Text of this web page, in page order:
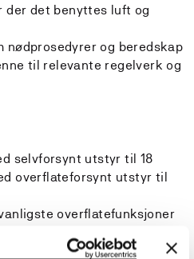
der det benyttes luft og
nødprosedyrer og beredskap
til relevante regelverk og
selvforsynt utstyr til 18
overflateforsynt utstyr til
overflatefunksjoner
overflateforsynt utstyr til